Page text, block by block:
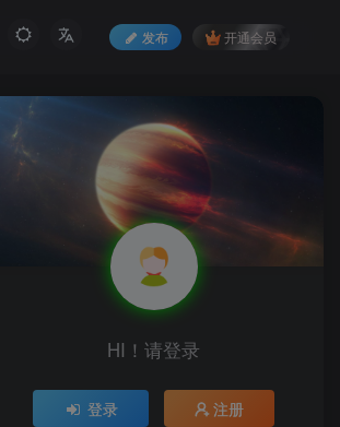
发布 开通会员
HI！请登录
登录 注册